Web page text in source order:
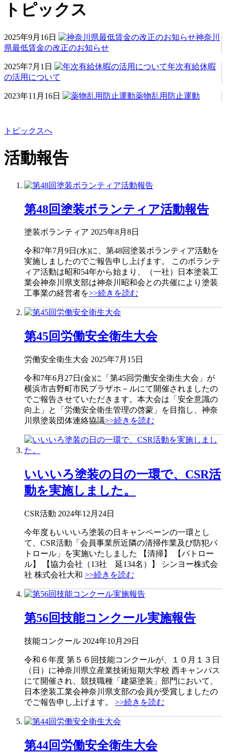
トピックス
2025年9月16日
神奈川
県最低賃金の改正のお知らせ
2025年7月1日
年次有給休暇
の活用について
2023年11月16日 薬物乱用防止運動
トピックスへ
活動報告
第48回塗装ボランティア活動報告
塗装ボランティア 2025年8月8日
令和7年7月9日(水)に、第48回塗装ボランティア活動を
実施しましたのでご報告申し上げます。 このボランテ
ィア活動は昭和54年から始まり、（一社）日本塗装工
業会神奈川県支部は神奈川昭和会との共催により塗装
工事業の経営者を>>続きを読む
第45回労働安全衛生大会
労働安全衛生大会 2025年7月15日
令和7年6月27日(金)に「第45回労働安全衛生大会」が
横浜市吉野町市民プラザホ－ルにて開催されましたの
でご報告させていただきます。本大会は「安全意識の
向上」と「労働安全衛生管理の啓蒙」を目指し、神奈
川県塗装団体連絡協議>>続きを読む
いいいろ塗装の日の一環で、CSR活
動を実施しました。
CSR活動 2024年12月24日
今年度もいいいろ塗装の日キャンペーンの一環とし
て、CSR活動「会員事業所近隣の清掃作業及び防犯パ
トロール」を実施いたしました 【清掃】 【パトロー
ル】 【協力会社（13社 延134名）】 シンヨー株式会
社 株式会社大和 >>続きを読む
第56回技能コンクール実施報告
技能コンクール 2024年10月29日
令和６年度 第５６回技能コンクールが、１０月１３日
（日）に神奈川県立産業技術短期大学校 西キャンパス
にて開催され、競技職種「建築塗装」部門において、
日本塗装工業会神奈川県支部の会員が受賞しましたの
でご報告申し上げます。 >>続きを読む
第44回労働安全衛生大会